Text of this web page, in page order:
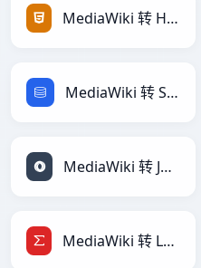
MediaWiki 转 HTML
MediaWiki 转 SQL
MediaWiki 转 JSON
MediaWiki 转 LaTeX